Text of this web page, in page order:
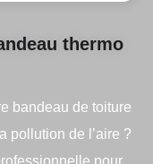
thermo
bandeau de toiture
pollution de l’aire ?
pour